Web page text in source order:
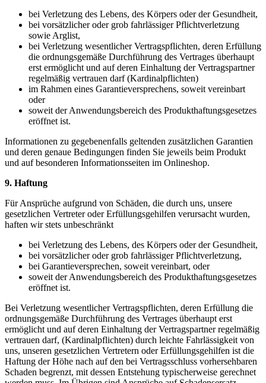
bei Verletzung des Lebens, des Körpers oder der Gesundheit,
bei vorsätzlicher oder grob fahrlässiger Pflichtverletzung
sowie Arglist,
bei Verletzung wesentlicher Vertragspflichten, deren Erfüllung
die ordnungsgemäße Durchführung des Vertrages überhaupt
erst ermöglicht und auf deren Einhaltung der Vertragspartner
regelmäßig vertrauen darf (Kardinalpflichten)
im Rahmen eines Garantieversprechens, soweit vereinbart
oder
soweit der Anwendungsbereich des Produkthaftungsgesetzes
eröffnet ist.
Informationen zu gegebenenfalls geltenden zusätzlichen Garantien
und deren genaue Bedingungen finden Sie jeweils beim Produkt
und auf besonderen Informationsseiten im Onlineshop.
9. Haftung
Für Ansprüche aufgrund von Schäden, die durch uns, unsere
gesetzlichen Vertreter oder Erfüllungsgehilfen verursacht wurden,
haften wir stets unbeschränkt
bei Verletzung des Lebens, des Körpers oder der Gesundheit,
bei vorsätzlicher oder grob fahrlässiger Pflichtverletzung,
bei Garantieversprechen, soweit vereinbart, oder
soweit der Anwendungsbereich des Produkthaftungsgesetzes
eröffnet ist.
Bei Verletzung wesentlicher Vertragspflichten, deren Erfüllung die
ordnungsgemäße Durchführung des Vertrages überhaupt erst
ermöglicht und auf deren Einhaltung der Vertragspartner regelmäßig
vertrauen darf, (Kardinalpflichten) durch leichte Fahrlässigkeit von
uns, unseren gesetzlichen Vertretern oder Erfüllungsgehilfen ist die
Haftung der Höhe nach auf den bei Vertragsschluss vorhersehbaren
Schaden begrenzt, mit dessen Entstehung typischerweise gerechnet